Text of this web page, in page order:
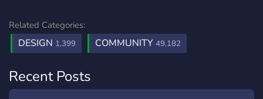
Related Categories:
DESIGN 1,399 COMMUNITY 49,182
Recent Posts